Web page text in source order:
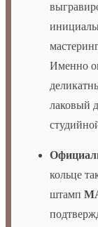
Именно
лаковый
кольце
штамп